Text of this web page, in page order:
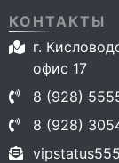
КОНТАКТЫ
г.
офис 17
8 (928)
8 (928)